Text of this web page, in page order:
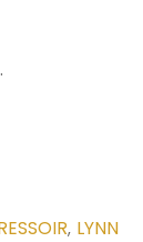
, LYNN